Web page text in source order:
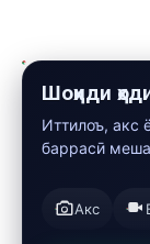
Шоҳиди
Иттилоъ, акс
баррасӣ
Акс